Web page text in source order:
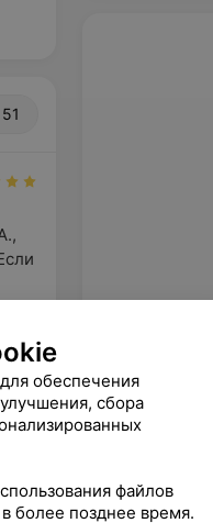
обеспечения
сбора
файлов
более позднее время.